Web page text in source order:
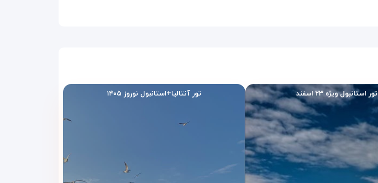
تور استانبول ویژه ۲۳ اسفند تور آنتالیا+استانبول نوروز ۱۴۰۵